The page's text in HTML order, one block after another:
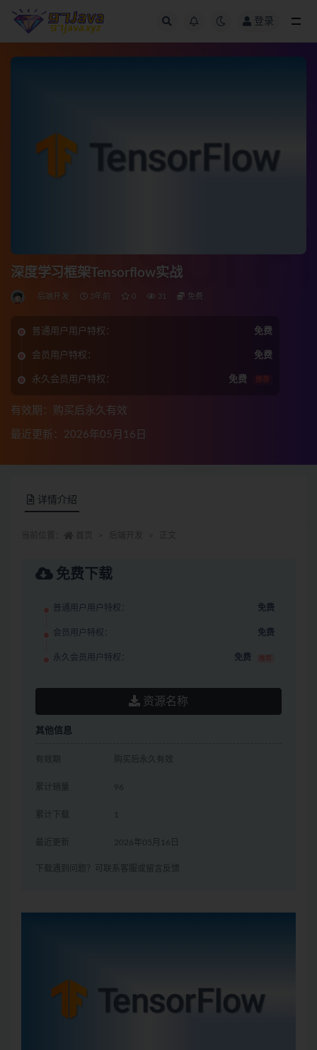
登录
深度学习框架Tensorflow实战
后端开发 3年前 0 31 免费
普通用户用户特权： 免费
会员用户特权： 免费
永久会员用户特权： 免费 推荐
有效期：购买后永久有效
最近更新：2026年05月16日
详情介绍
免费下载
普通用户用户特权： 免费
会员用户特权： 免费
永久会员用户特权： 免费 推荐
资源名称
其他信息
有效期 购买后永久有效
累计销量 96
累计下载 1
最近更新 2026年05月16日
下载遇到问题？可联系客服或留言反馈